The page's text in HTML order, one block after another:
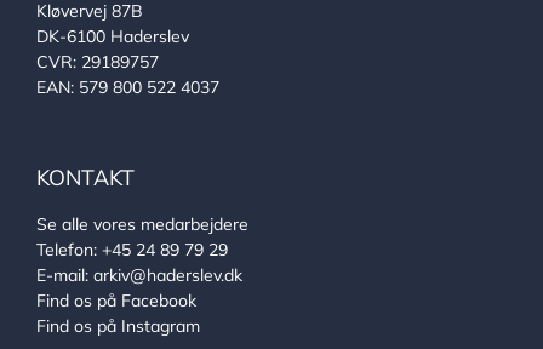
Kløvervej 87B
DK-6100 Haderslev
CVR: 29189757
EAN: 579 800 522 4037
KONTAKT
Se alle vores medarbejdere
Telefon: +45 24 89 79 29
E-mail: arkiv@haderslev.dk
Find os på Facebook
Find os på Instagram